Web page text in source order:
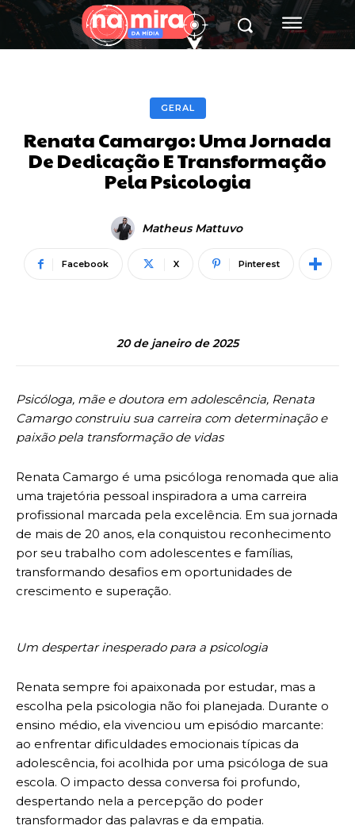
GERAL
Renata Camargo: Uma Jornada
De Dedicação E Transformação
Pela Psicologia
Matheus Mattuvo
Facebook X Pinterest
20 de janeiro de 2025
Psicóloga, mãe e doutora em adolescência, Renata
Camargo construiu sua carreira com determinação e
paixão pela transformação de vidas
Renata Camargo é uma psicóloga renomada que alia
uma trajetória pessoal inspiradora a uma carreira
profissional marcada pela excelência. Em sua jornada
de mais de 20 anos, ela conquistou reconhecimento
por seu trabalho com adolescentes e famílias,
transformando desafios em oportunidades de
crescimento e superação.
Um despertar inesperado para a psicologia
Renata sempre foi apaixonada por estudar, mas a
escolha pela psicologia não foi planejada. Durante o
ensino médio, ela vivenciou um episódio marcante:
ao enfrentar dificuldades emocionais típicas da
adolescência, foi acolhida por uma psicóloga de sua
escola. O impacto dessa conversa foi profundo,
despertando nela a percepção do poder
transformador das palavras e da empatia.